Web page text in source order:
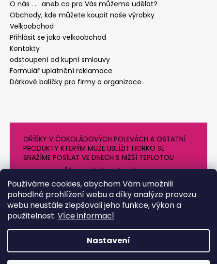
Používáme cookies, abychom Vám umožnili
pohodlné prohlížení webu a díky analýze provozu
webu neustále zlepšovali jeho funkce, výkon a
použitelnost. Více informací
Nastavení
O nás . . . aneb co pro Vás můžeme udělat?
Obchody, kde můžete koupit naše výrobky
Velkoobchod
Přihlásit se jako velkoobchod
Kontakty
odstoupení od kupní smlouvy
Formulář uplatnění reklamace
Dárkové balíčky pro firmy a organizace
OŘÍŠKY V ČOKOLÁDOVÝCH POLEVÁCH A OSTATNÍ
PRODUKTY KTERÝM MUŽE UBLÍŽIT HORKO SE
SNAŽÍME POSÍLAT VE DNECH S NIŽŠÍ TEPLOTOU
PROTO SE MŮŽE DODÁNÍ O NĚJAKÝ DEN OPOZDIT.
DĚKUJEME ZA POCHOPENÍ